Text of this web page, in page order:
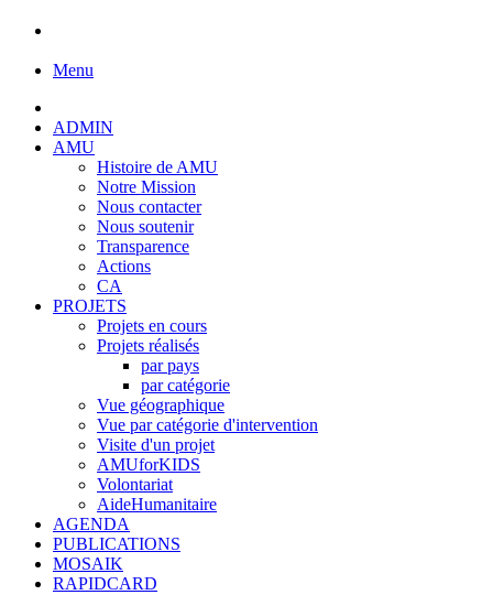
Menu
ADMIN
AMU
Histoire de AMU
Notre Mission
Nous contacter
Nous soutenir
Transparence
Actions
CA
PROJETS
Projets en cours
Projets réalisés
par pays
par catégorie
Vue géographique
Vue par catégorie d'intervention
Visite d'un projet
AMUforKIDS
Volontariat
AideHumanitaire
AGENDA
PUBLICATIONS
MOSAIK
RAPIDCARD